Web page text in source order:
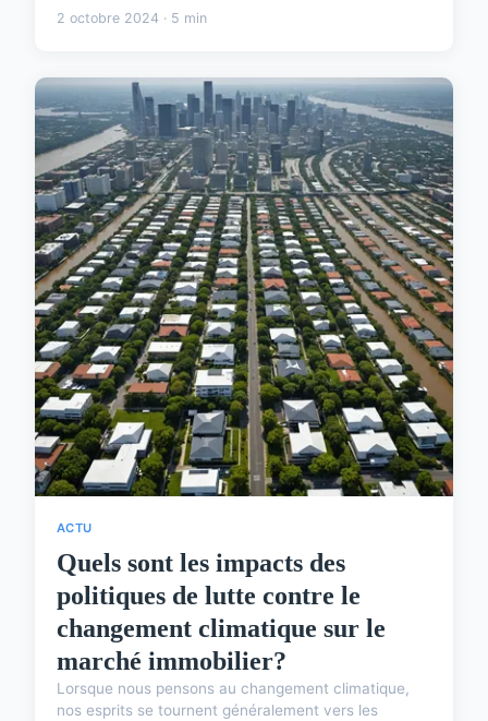
2 octobre 2024 · 5 min
ACTU
Quels sont les impacts des
politiques de lutte contre le
changement climatique sur le
marché immobilier?
Lorsque nous pensons au changement climatique,
nos esprits se tournent généralement vers les